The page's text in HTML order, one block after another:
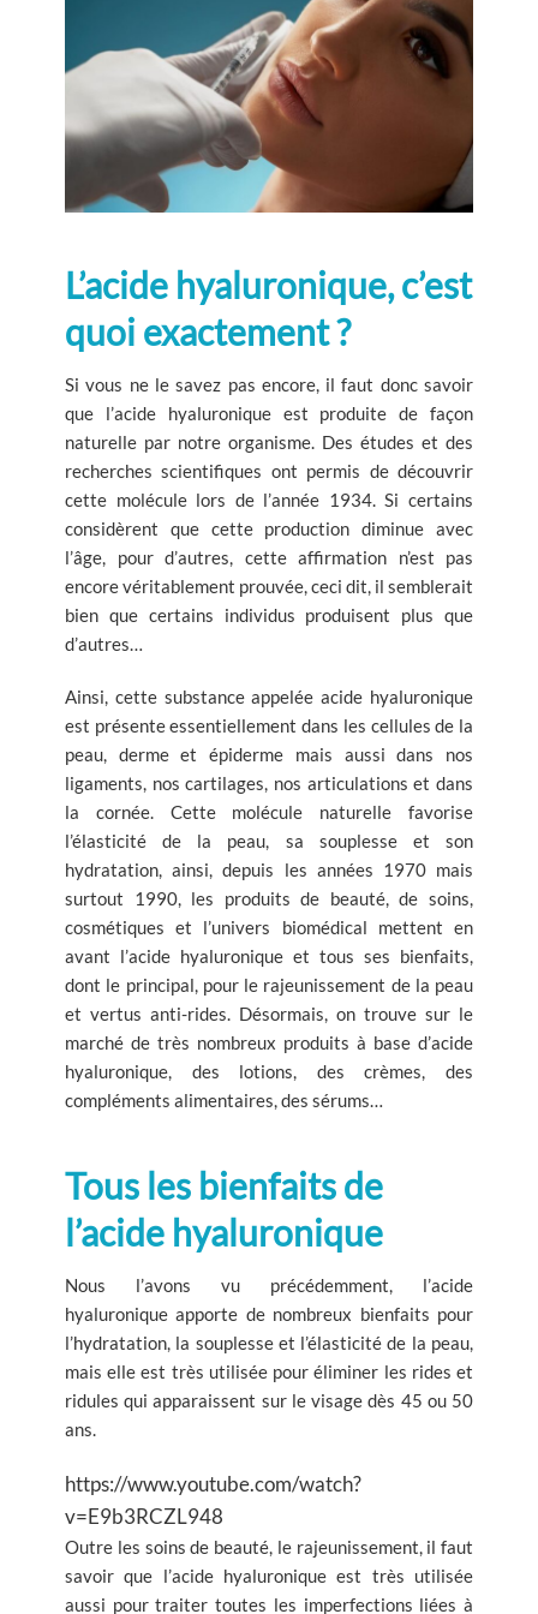
L’acide hyaluronique, c’est
quoi exactement ?
Si vous ne le savez pas encore, il faut donc savoir
que l’acide hyaluronique est produite de façon
naturelle par notre organisme. Des études et des
recherches scientifiques ont permis de découvrir
cette molécule lors de l’année 1934. Si certains
considèrent que cette production diminue avec
l’âge, pour d’autres, cette affirmation n’est pas
encore véritablement prouvée, ceci dit, il semblerait
bien que certains individus produisent plus que
d’autres…
Ainsi, cette substance appelée acide hyaluronique
est présente essentiellement dans les cellules de la
peau, derme et épiderme mais aussi dans nos
ligaments, nos cartilages, nos articulations et dans
la cornée. Cette molécule naturelle favorise
l’élasticité de la peau, sa souplesse et son
hydratation, ainsi, depuis les années 1970 mais
surtout 1990, les produits de beauté, de soins,
cosmétiques et l’univers biomédical mettent en
avant l’acide hyaluronique et tous ses bienfaits,
dont le principal, pour le rajeunissement de la peau
et vertus anti-rides. Désormais, on trouve sur le
marché de très nombreux produits à base d’acide
hyaluronique, des lotions, des crèmes, des
compléments alimentaires, des sérums…
Tous les bienfaits de
l’acide hyaluronique
Nous l’avons vu précédemment, l’acide
hyaluronique apporte de nombreux bienfaits pour
l’hydratation, la souplesse et l’élasticité de la peau,
mais elle est très utilisée pour éliminer les rides et
ridules qui apparaissent sur le visage dès 45 ou 50
ans.
https://www.youtube.com/watch?
v=E9b3RCZL948
Outre les soins de beauté, le rajeunissement, il faut
savoir que l’acide hyaluronique est très utilisée
aussi pour traiter toutes les imperfections liées à